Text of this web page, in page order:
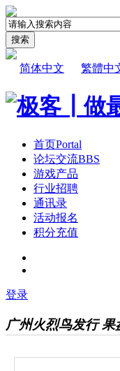
搜索
简体中文 繁體中
首页Portal
论坛交流BBS
游戏产品
行业招聘
通讯录
活动报名
积分充值
登录
广州火烈鸟发行